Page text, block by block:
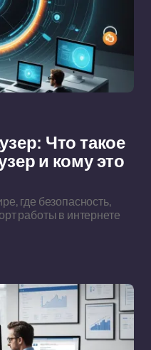
Что такое
и кому это
где безопасность,
работы в интернете